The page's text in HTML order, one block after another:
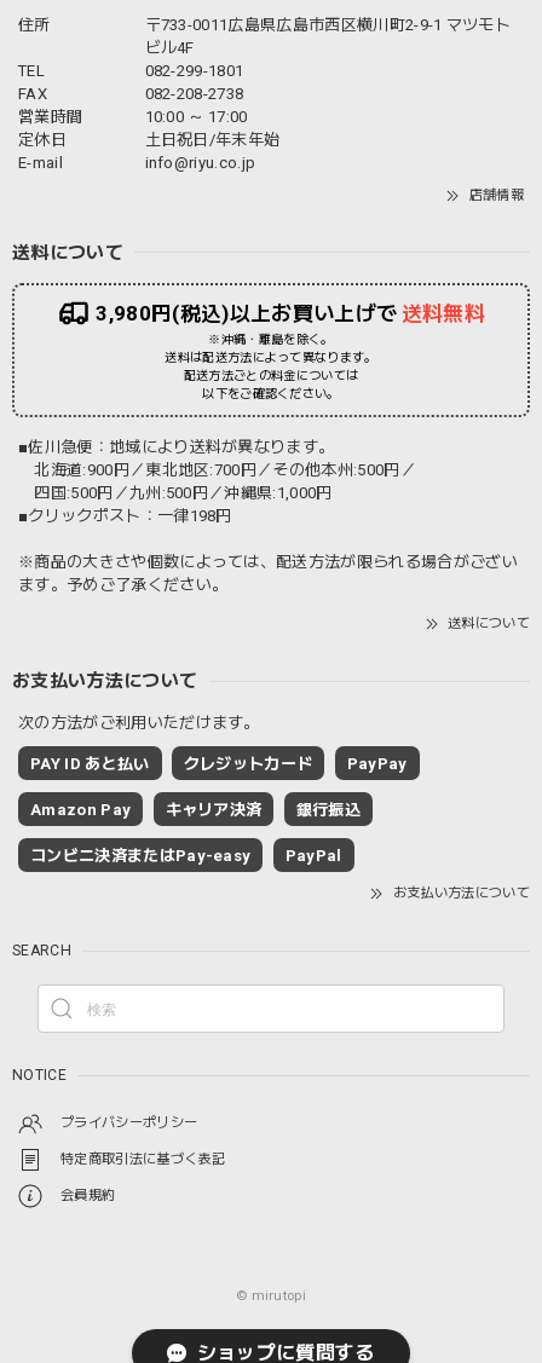
住所
〒733-0011広島県広島市西区横川町2-9-1 マツモト
ビル4F
TEL
082-299-1801
FAX
082-208-2738
営業時間
10:00 ～ 17:00
定休日
土日祝日/年末年始
E-mail
info@riyu.co.jp
店舗情報
送料について
3,980円(税込)以上お買い上げで 送料無料
※沖縄・離島を除く。
送料は配送方法によって異なります。
配送方法ごとの料金については
以下をご確認ください。
■佐川急便：地域により送料が異なります。
北海道:900円／東北地区:700円／その他本州:500円／
四国:500円／九州:500円／沖縄県:1,000円
■クリックポスト：一律198円
※商品の大きさや個数によっては、配送方法が限られる場合がござい
ます。予めご了承ください。
送料について
お支払い方法について
次の方法がご利用いただけます。
PAY ID あと払い クレジットカード PayPay
Amazon Pay キャリア決済 銀行振込
コンビニ決済またはPay-easy PayPal
お支払い方法について
SEARCH
NOTICE
プライバシーポリシー
特定商取引法に基づく表記
会員規約
© mirutopi
ショップに質問する